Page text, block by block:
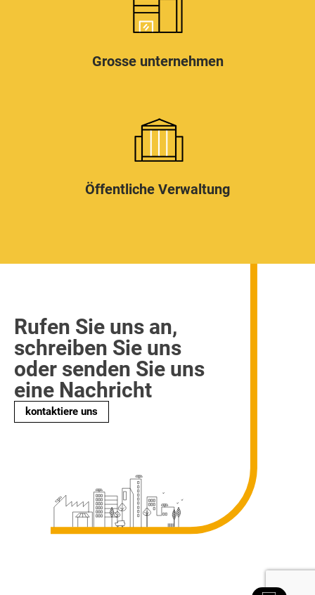
Grosse unternehmen
Öffentliche Verwaltung
Rufen Sie uns an,
schreiben Sie uns
oder senden Sie uns
eine Nachricht
kontaktiere uns